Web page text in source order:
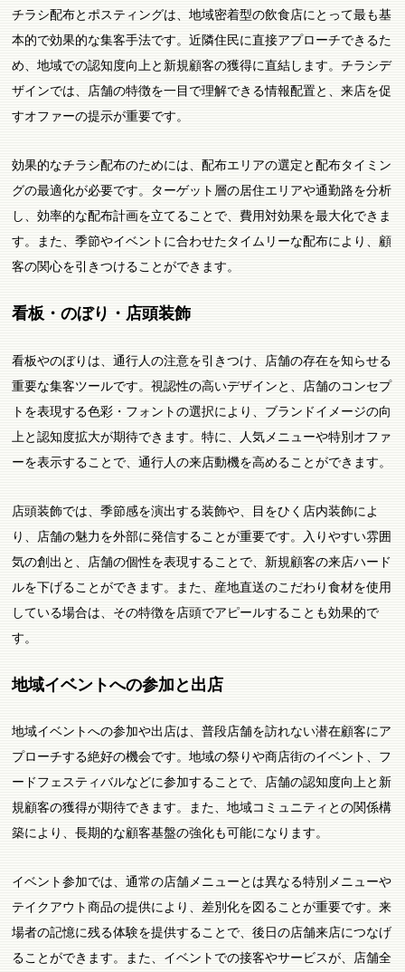
チラシ配布とポスティングは、地域密着型の飲食店にとって最も基
本的で効果的な集客手法です。近隣住民に直接アプローチできるた
め、地域での認知度向上と新規顧客の獲得に直結します。チラシデ
ザインでは、店舗の特徴を一目で理解できる情報配置と、来店を促
すオファーの提示が重要です。
効果的なチラシ配布のためには、配布エリアの選定と配布タイミン
グの最適化が必要です。ターゲット層の居住エリアや通勤路を分析
し、効率的な配布計画を立てることで、費用対効果を最大化できま
す。また、季節やイベントに合わせたタイムリーな配布により、顧
客の関心を引きつけることができます。
看板・のぼり・店頭装飾
看板やのぼりは、通行人の注意を引きつけ、店舗の存在を知らせる
重要な集客ツールです。視認性の高いデザインと、店舗のコンセプ
トを表現する色彩・フォントの選択により、ブランドイメージの向
上と認知度拡大が期待できます。特に、人気メニューや特別オファ
ーを表示することで、通行人の来店動機を高めることができます。
店頭装飾では、季節感を演出する装飾や、目をひく店内装飾によ
り、店舗の魅力を外部に発信することが重要です。入りやすい雰囲
気の創出と、店舗の個性を表現することで、新規顧客の来店ハード
ルを下げることができます。また、産地直送のこだわり食材を使用
している場合は、その特徴を店頭でアピールすることも効果的で
す。
地域イベントへの参加と出店
地域イベントへの参加や出店は、普段店舗を訪れない潜在顧客にア
プローチする絶好の機会です。地域の祭りや商店街のイベント、フ
ードフェスティバルなどに参加することで、店舗の認知度向上と新
規顧客の獲得が期待できます。また、地域コミュニティとの関係構
築により、長期的な顧客基盤の強化も可能になります。
イベント参加では、通常の店舗メニューとは異なる特別メニューや
テイクアウト商品の提供により、差別化を図ることが重要です。来
場者の記憶に残る体験を提供することで、後日の店舗来店につなげ
ることができます。また、イベントでの接客やサービスが、店舗全